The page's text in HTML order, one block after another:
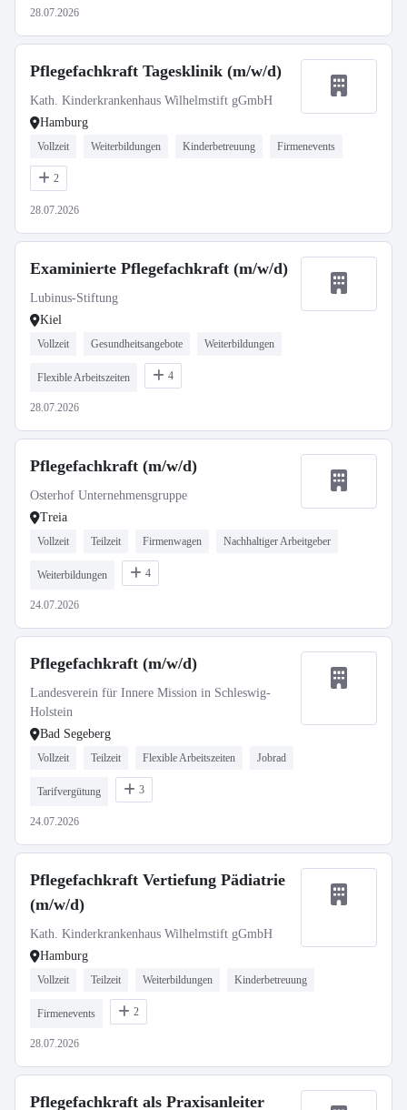
28.07.2026
Pflegefachkraft Tagesklinik (m/w/d)
Kath. Kinderkrankenhaus Wilhelmstift gGmbH
Hamburg
Vollzeit Weiterbildungen Kinderbetreuung Firmenevents
2
28.07.2026
Examinierte Pflegefachkraft (m/w/d)
Lubinus-Stiftung
Kiel
Vollzeit Gesundheitsangebote Weiterbildungen
Flexible Arbeitszeiten 4
28.07.2026
Pflegefachkraft (m/w/d)
Osterhof Unternehmensgruppe
Treia
Vollzeit Teilzeit Firmenwagen Nachhaltiger Arbeitgeber
Weiterbildungen 4
24.07.2026
Pflegefachkraft (m/w/d)
Landesverein für Innere Mission in Schleswig-
Holstein
Bad Segeberg
Vollzeit Teilzeit Flexible Arbeitszeiten Jobrad
Tarifvergütung 3
24.07.2026
Pflegefachkraft Vertiefung Pädiatrie
(m/w/d)
Kath. Kinderkrankenhaus Wilhelmstift gGmbH
Hamburg
Vollzeit Teilzeit Weiterbildungen Kinderbetreuung
Firmenevents 2
28.07.2026
Pflegefachkraft als Praxisanleiter